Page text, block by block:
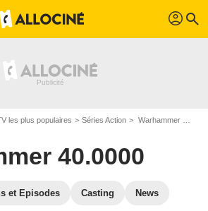
profil search
les plus populaires Séries Action Warhammer 40.0000
40.0000
et Episodes Casting News